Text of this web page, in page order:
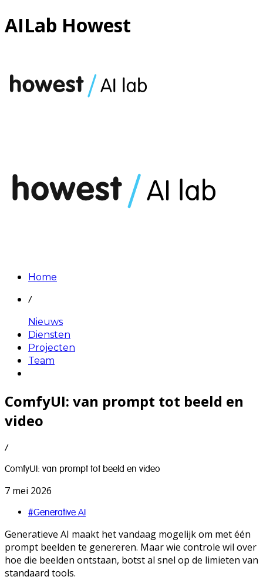
AILab Howest
Home
/
Nieuws
Diensten
Projecten
Team
ComfyUI: van prompt tot beeld en
video
/
ComfyUI: van prompt tot beeld en video
7 mei 2026
#Generative AI
Generatieve AI maakt het vandaag mogelijk om met één
prompt beelden te genereren. Maar wie controle wil over
hoe die beelden ontstaan, botst al snel op de limieten van
standaard tools.